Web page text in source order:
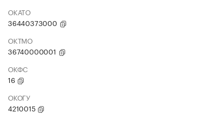
ОКАТО
36440373000
ОКТМО
36740000001
ОКФС
16
ОКОГУ
4210015